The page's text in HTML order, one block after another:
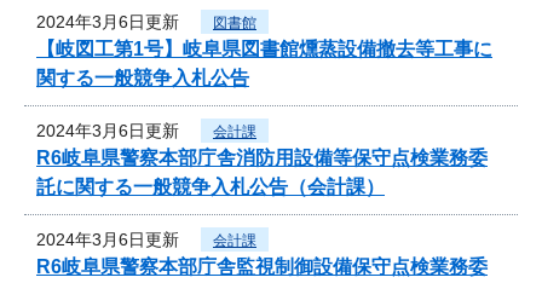
2024年3月6日更新 図書館
【岐図工第1号】岐阜県図書館燻蒸設備撤去等工事に
関する一般競争入札公告
2024年3月6日更新 会計課
R6岐阜県警察本部庁舎消防用設備等保守点検業務委
託に関する一般競争入札公告（会計課）
2024年3月6日更新 会計課
R6岐阜県警察本部庁舎監視制御設備保守点検業務委